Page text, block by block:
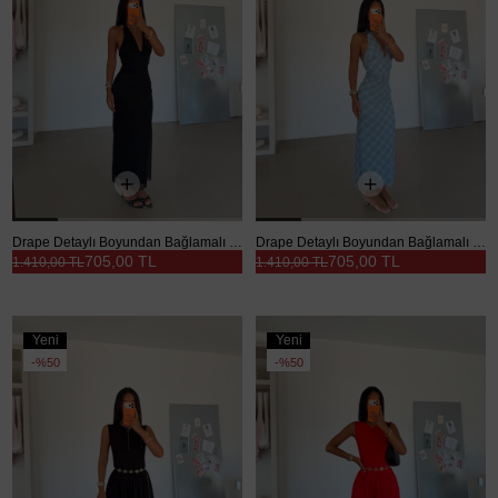
Drape Detaylı Boyundan Bağlamalı Elbise - Siyah
705,00 TL
1.410,00 TL
Drape Detaylı Boyundan Bağlamalı Elbise - Mavi
705,00 TL
1.410,00 TL
Yeni
Ürün
%50
Yeni
Ürün
%50